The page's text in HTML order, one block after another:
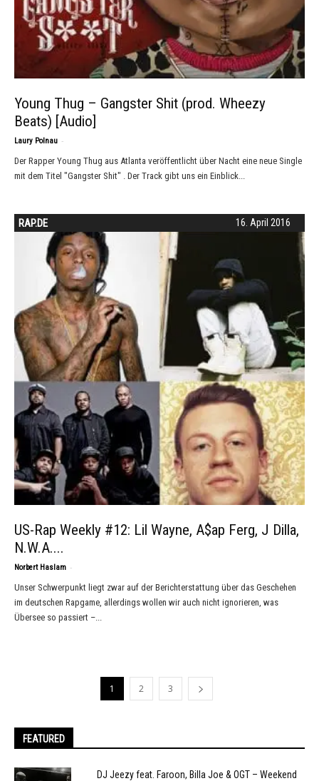
Young Thug – Gangster Shit (prod. Wheezy
Beats) [Audio]
Laury Polnau -
Der Rapper Young Thug aus Atlanta veröffentlicht über Nacht eine neue Single
mit dem Titel "Gangster Shit" . Der Track gibt uns ein Einblick...
16. April 2016
RAP.DE
US-Rap Weekly #12: Lil Wayne, A$ap Ferg, J Dilla,
N.W.A....
Norbert Haslam -
Unser Schwerpunkt liegt zwar auf der Berichterstattung über das Geschehen
im deutschen Rapgame, allerdings wollen wir auch nicht ignorieren, was
Übersee so passiert –...
1 2 3
FEATURED
DJ Jeezy feat. Faroon, Billa Joe & OGT – Weekend